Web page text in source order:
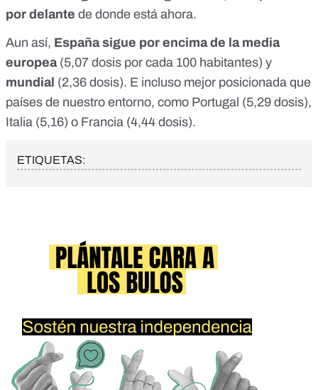
por delante de donde está ahora.
Aun así, España sigue por encima de la media
europea (5,07 dosis por cada 100 habitantes) y
mundial (2,36 dosis). E incluso mejor posicionada que
países de nuestro entorno, como Portugal (5,29 dosis),
Italia (5,16) o Francia (4,44 dosis).
ETIQUETAS: